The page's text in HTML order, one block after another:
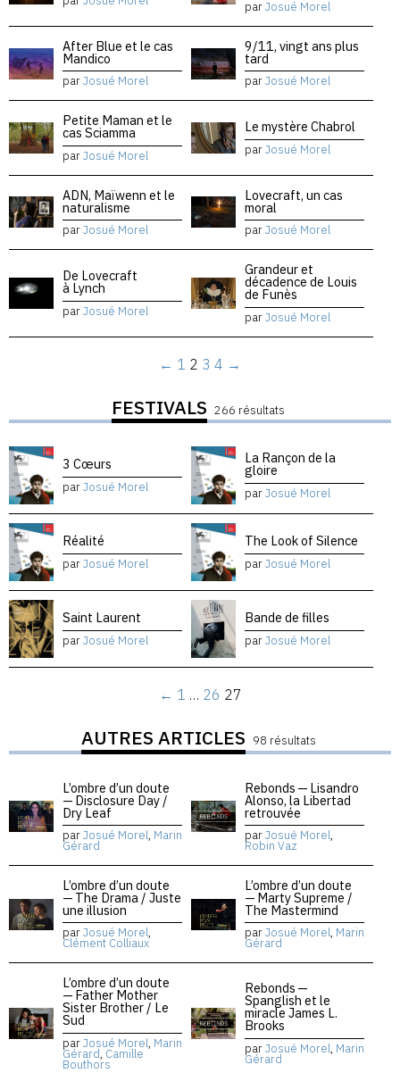
parJosué Morel
After Blue et le cas
Mandico
parJosué Morel
9/11, vingt ans plus
tard
parJosué Morel
Petite Maman et le
cas Sciamma
parJosué Morel
Le mystère Chabrol
parJosué Morel
ADN, Maïwenn et le
naturalisme
parJosué Morel
Lovecraft, un cas
moral
parJosué Morel
De Lovecraft
à Lynch
parJosué Morel
Grandeur et
décadence de Louis
de Funès
parJosué Morel
← 1 2 3 4 →
FESTIVALS 266 résultats
3 Cœurs
parJosué Morel
La Rançon de la
gloire
parJosué Morel
Réalité
parJosué Morel
The Look of Silence
parJosué Morel
Saint Laurent
parJosué Morel
Bande de filles
parJosué Morel
← 1 … 26 27
AUTRES ARTICLES 98 résultats
L’ombre d’un doute
— Disclosure Day /
Dry Leaf
parJosué Morel, Marin
Gérard
Rebonds — Lisandro
Alonso, la Libertad
retrouvée
parJosué Morel,
Robin Vaz
L’ombre d’un doute
— The Drama / Juste
une illusion
parJosué Morel,
Clément Colliaux
L’ombre d’un doute
— Marty Supreme /
The Mastermind
parJosué Morel, Marin
Gérard
L’ombre d’un doute
— Father Mother
Sister Brother / Le
Sud
parJosué Morel, Marin
Gérard, Camille
Bouthors
Rebonds —
Spanglish et le
miracle James L.
Brooks
parJosué Morel, Marin
Gérard